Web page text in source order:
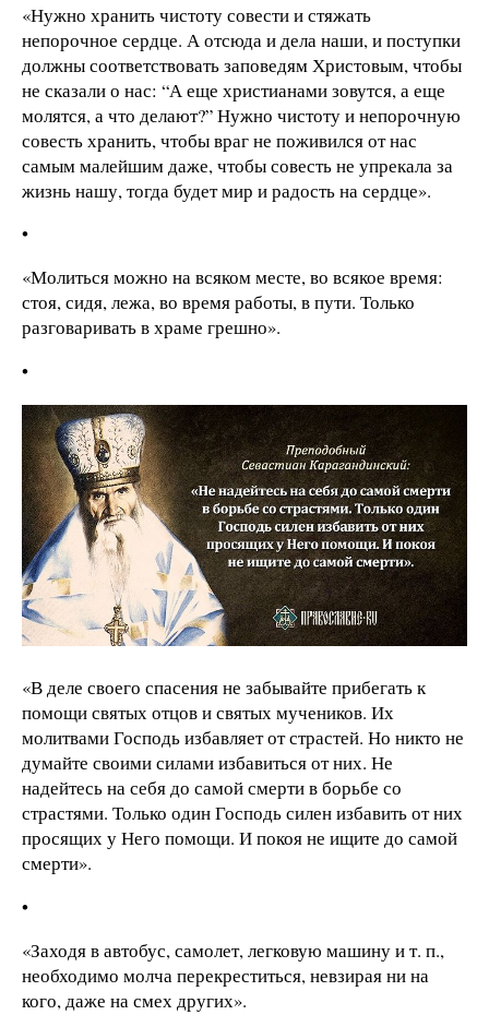
«Нужно хранить чистоту совести и стяжать
непорочное сердце. А отсюда и дела наши, и поступки
должны соответствовать заповедям Христовым, чтобы
не сказали о нас: “А еще христианами зовутся, а еще
молятся, а что делают?” Нужно чистоту и непорочную
совесть хранить, чтобы враг не поживился от нас
самым малейшим даже, чтобы совесть не упрекала за
жизнь нашу, тогда будет мир и радость на сердце».
•
«Молиться можно на всяком месте, во всякое время:
стоя, сидя, лежа, во время работы, в пути. Только
разговаривать в храме грешно».
•
«В деле своего спасения не забывайте прибегать к
помощи святых отцов и святых мучеников. Их
молитвами Господь избавляет от страстей. Но никто не
думайте своими силами избавиться от них. Не
надейтесь на себя до самой смерти в борьбе со
страстями. Только один Господь силен избавить от них
просящих у Него помощи. И покоя не ищите до самой
смерти».
•
«Заходя в автобус, самолет, легковую машину и т. п.,
необходимо молча перекреститься, невзирая ни на
кого, даже на смех других».